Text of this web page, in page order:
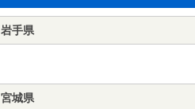
岩手県
宮城県